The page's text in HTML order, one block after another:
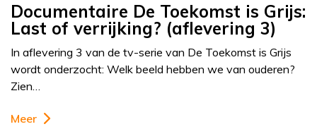
Documentaire De Toekomst is Grijs:
Last of verrijking? (aflevering 3)
In aflevering 3 van de tv-serie van De Toekomst is Grijs
wordt onderzocht: Welk beeld hebben we van ouderen?
Zien…
Meer